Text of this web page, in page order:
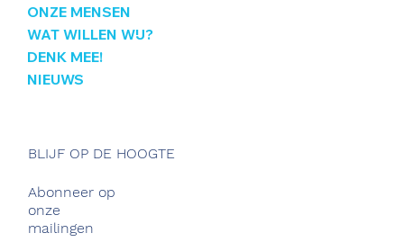
ONZE MENSEN
WAT WILLEN WIJ?
DENK MEE!
NIEUWS
BLIJF OP DE HOOGTE
Abonneer op
onze
mailingen